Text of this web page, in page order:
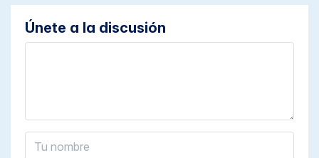
Únete a la discusión